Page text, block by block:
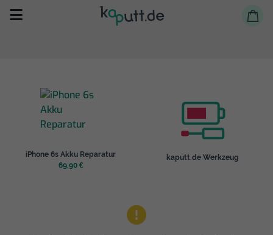
Selbst reparieren
Reparieren lassen
iPhone 6s Akku Reparatur
69,90 €
kaputt.de Werkzeug